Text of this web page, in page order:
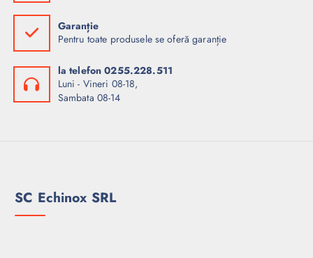
Garanție
Pentru toate produsele se oferă garanție
la telefon 0255.228.511
Luni - Vineri 08-18,
Sambata 08-14
SC Echinox SRL